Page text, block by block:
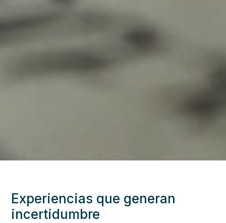
Experiencias que generan
incertidumbre